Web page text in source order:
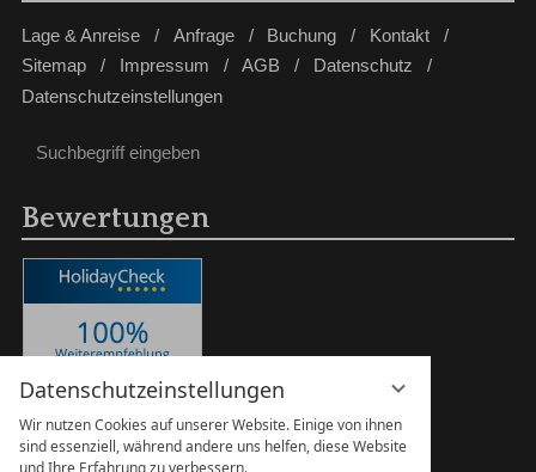
Datenschutzeinstellungen
Wir nutzen Cookies auf unserer Website. Einige von ihnen
sind essenziell, während andere uns helfen, diese Website
und Ihre Erfahrung zu verbessern.
Lage & Anreise Anfrage Buchung
Kontakt
Sitemap
Impressum AGB
Datenschutz
Datenschutzeinstellungen
Suchbegriff
Bewertungen